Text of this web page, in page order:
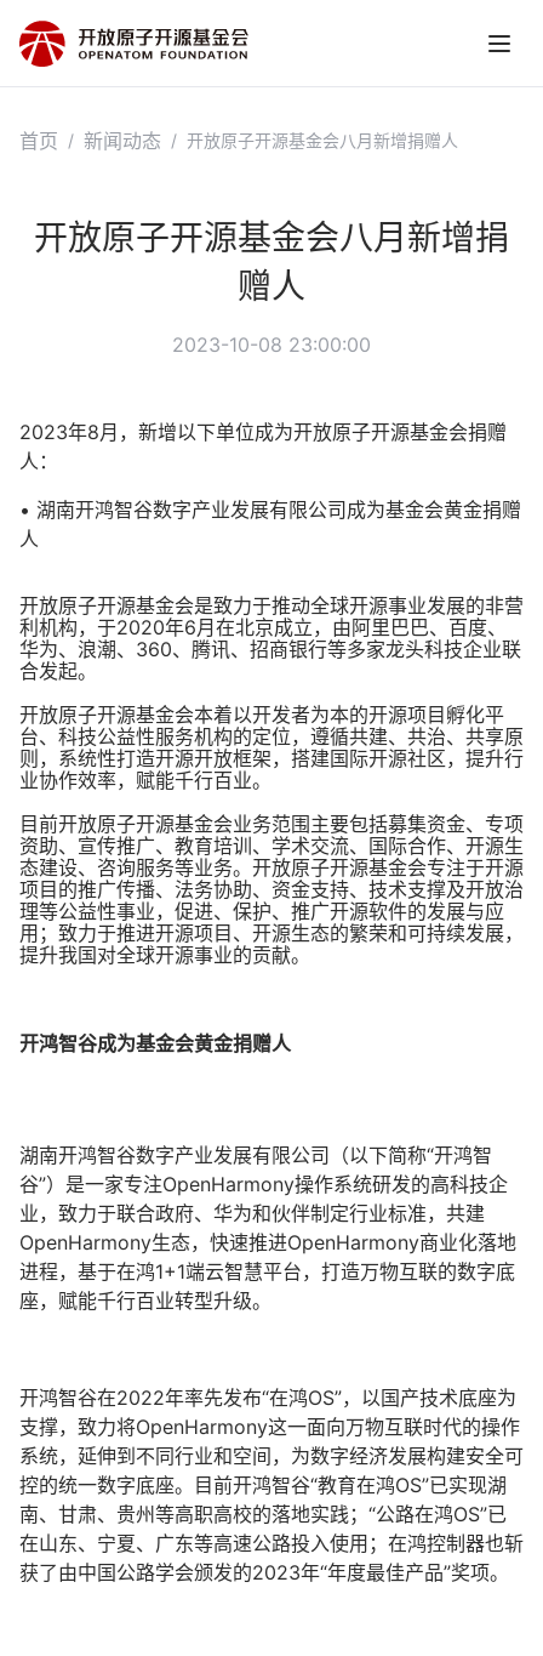
首页 / 新闻动态 / 开放原子开源基金会八月新增捐赠人
开放原子开源基金会八月新增捐
赠人
2023-10-08 23:00:00
2023年8月，新增以下单位成为开放原子开源基金会捐赠
人：
• 湖南开鸿智谷数字产业发展有限公司成为基金会黄金捐赠
人
开放原子开源基金会是致力于推动全球开源事业发展的非营
利机构，于2020年6月在北京成立，由阿里巴巴、百度、
华为、浪潮、360、腾讯、招商银行等多家龙头科技企业联
合发起。
开放原子开源基金会本着以开发者为本的开源项目孵化平
台、科技公益性服务机构的定位，遵循共建、共治、共享原
则，系统性打造开源开放框架，搭建国际开源社区，提升行
业协作效率，赋能千行百业。
目前开放原子开源基金会业务范围主要包括募集资金、专项
资助、宣传推广、教育培训、学术交流、国际合作、开源生
态建设、咨询服务等业务。开放原子开源基金会专注于开源
项目的推广传播、法务协助、资金支持、技术支撑及开放治
理等公益性事业，促进、保护、推广开源软件的发展与应
用；致力于推进开源项目、开源生态的繁荣和可持续发展，
提升我国对全球开源事业的贡献。
开鸿智谷成为基金会黄金捐赠人
湖南开鸿智谷数字产业发展有限公司（以下简称“开鸿智
谷”）是一家专注OpenHarmony操作系统研发的高科技企
业，致力于联合政府、华为和伙伴制定行业标准，共建
OpenHarmony生态，快速推进OpenHarmony商业化落地
进程，基于在鸿1+1端云智慧平台，打造万物互联的数字底
座，赋能千行百业转型升级。
开鸿智谷在2022年率先发布“在鸿OS”，以国产技术底座为
支撑，致力将OpenHarmony这一面向万物互联时代的操作
系统，延伸到不同行业和空间，为数字经济发展构建安全可
控的统一数字底座。目前开鸿智谷“教育在鸿OS”已实现湖
南、甘肃、贵州等高职高校的落地实践；“公路在鸿OS”已
在山东、宁夏、广东等高速公路投入使用；在鸿控制器也斩
获了由中国公路学会颁发的2023年“年度最佳产品”奖项。